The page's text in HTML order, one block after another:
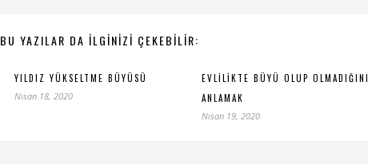
BU YAZILAR DA ILGINIZI ÇEKEBILIR:
YILDIZ YÜKSELTME BÜYÜSÜ
Nisan 18, 2020
EVLILIKTE BÜYÜ OLUP OLMADIĞINI
ANLAMAK
Nisan 19, 2020